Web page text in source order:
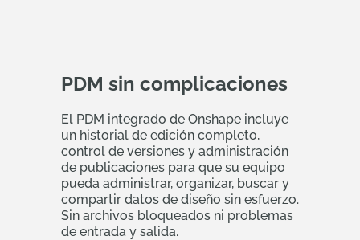
PDM sin complicaciones
El PDM integrado de Onshape incluye
un historial de edición completo,
control de versiones y administración
de publicaciones para que su equipo
pueda administrar, organizar, buscar y
compartir datos de diseño sin esfuerzo.
Sin archivos bloqueados ni problemas
de entrada y salida.